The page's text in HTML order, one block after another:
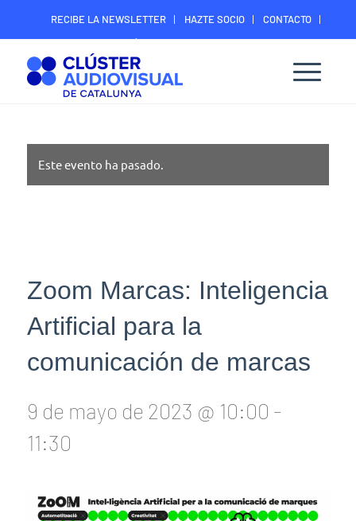
RECIBE LA NEWSLETTER HAZTE SOCIO
CONTACTO
ÁREA DIGITAL SOCIOS
Este evento ha pasado.
Zoom Marcas: Inteligencia
Artificial para la
comunicación de marcas
9 de mayo de 2023 @ 10:00 -
11:30